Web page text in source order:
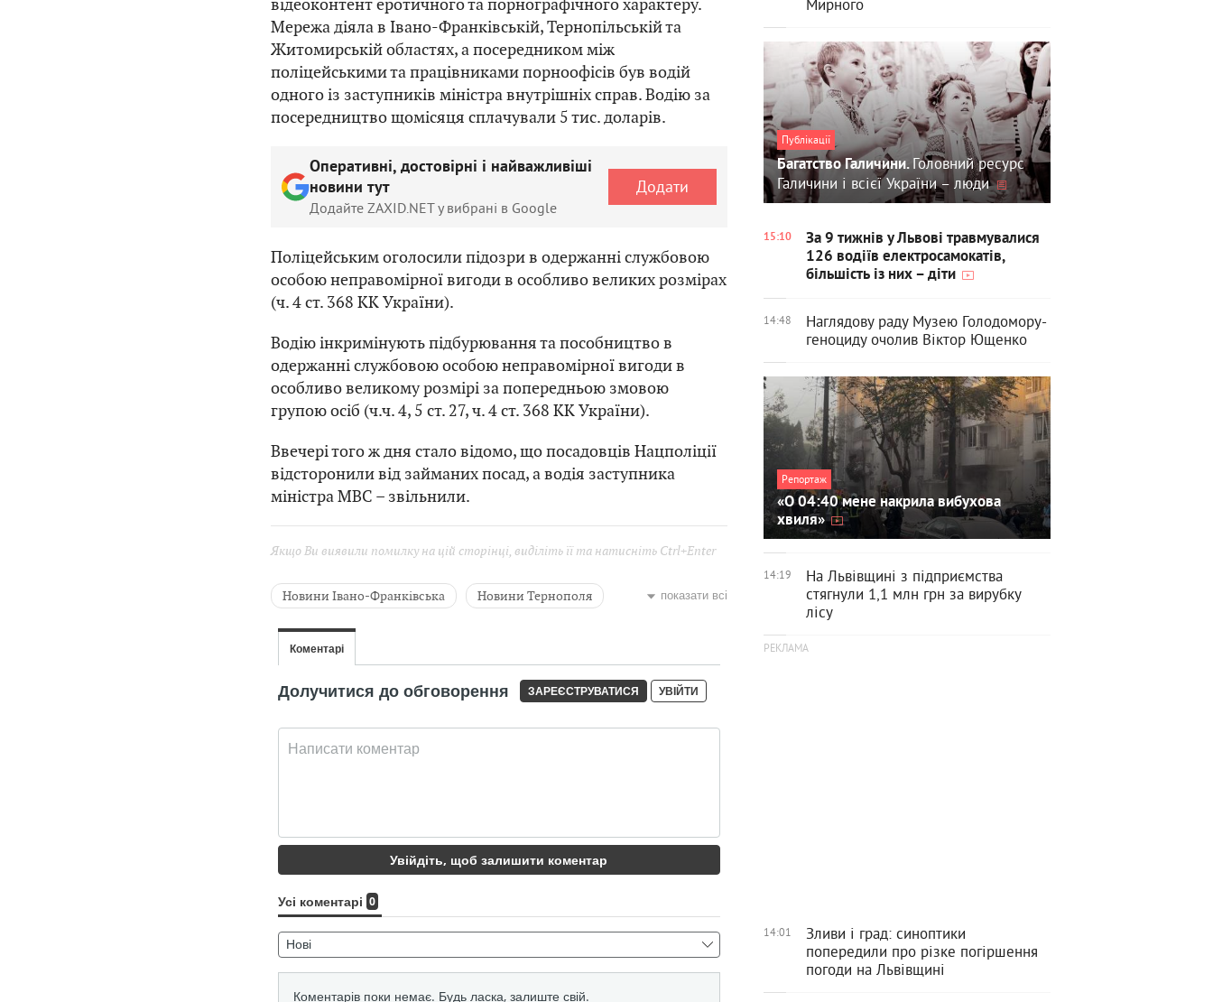
Мережа діяла в Івано-Франківській, Тернопільській та
Житомирській областях, а посередником між
поліцейськими та працівниками порноофісів був водій
одного із заступників міністра внутрішніх справ. Водію за
посередництво щомісяця сплачували 5 тис. доларів.
Оперативні, достовірні і найважливіші
новини тут
Додайте ZAXID.NET у вибрані в Google
Додати
Поліцейським оголосили підозри в одержанні службовою
особою неправомірної вигоди в особливо великих розмірах
(ч. 4 ст. 368 КК України).
Водію інкримінують підбурювання та пособництво в
одержанні службовою особою неправомірної вигоди в
особливо великому розмірі за попередньою змовою
групою осіб (ч.ч. 4, 5 ст. 27, ч. 4 ст. 368 КК України).
Ввечері того ж дня стало відомо, що посадовців Нацполіції
відсторонили від займаних посад, а водія заступника
міністра МВС – звільнили.
Якщо Ви виявили помилку на цій сторінці, виділіть її та натисніть Ctrl+Enter
Новини Івано-Франківська Новини Тернополя
Корупція
Володимир Воробей
показати всі
Мирного
Публікації
Багатство Галичини.Головний ресурс
Галичини і всієї України – люди
15:10
За 9 тижнів у Львові травмувалися
126 водіїв електросамокатів,
більшість із них – діти
14:48
Наглядову раду Музею Голодомору-
геноциду очолив Віктор Ющенко
Репортаж
«О 04:40 мене накрила вибухова
хвиля»
14:19
На Львівщині з підприємства
стягнули 1,1 млн грн за вирубку
лісу
14:01
Зливи і град: синоптики
попередили про різке погіршення
погоди на Львівщині